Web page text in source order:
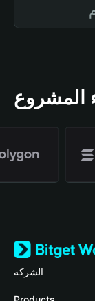
المشروع
الشركة